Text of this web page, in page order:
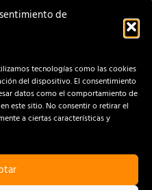
de
tecnologías como las cookies
del dispositivo. El consentimiento
datos como el comportamiento de
este sitio. No consentir o retirar el
a ciertas características y